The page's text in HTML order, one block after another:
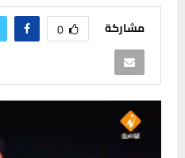
مشاركة 0